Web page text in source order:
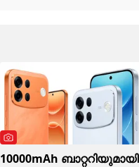
10000mAh ബാറ്ററിയുമായി